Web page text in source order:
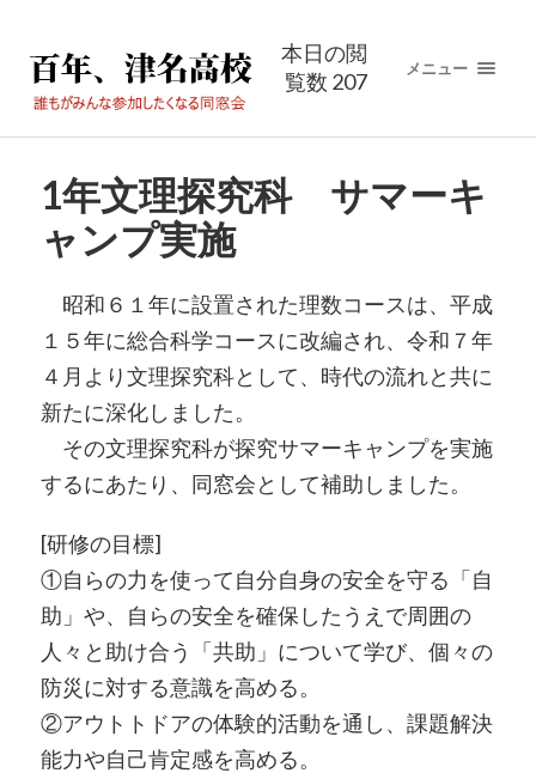
本日の閲
覧数 207
メニュー
1年文理探究科 サマーキ
ャンプ実施
昭和６１年に設置された理数コースは、平成
１５年に総合科学コースに改編され、令和７年
４月より文理探究科として、時代の流れと共に
新たに深化しました。
その文理探究科が探究サマーキャンプを実施
するにあたり、同窓会として補助しました。
[研修の目標]
①自らの力を使って自分自身の安全を守る「自
助」や、自らの安全を確保したうえで周囲の
人々と助け合う「共助」について学び、個々の
防災に対する意識を高める。
②アウトトドアの体験的活動を通し、課題解決
能力や自己肯定感を高める。